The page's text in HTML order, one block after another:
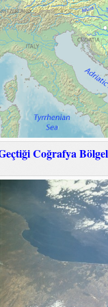
Coğrafya